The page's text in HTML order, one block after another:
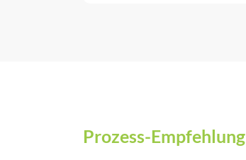
Prozess-Empfehlung